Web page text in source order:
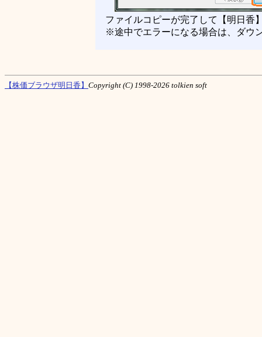
ファイルコピーが完了して【明日香
※途中でエラーになる場合は、ダウ
【株価ブラウザ明日香】 Copyright (C) 1998-2026 tolkien soft